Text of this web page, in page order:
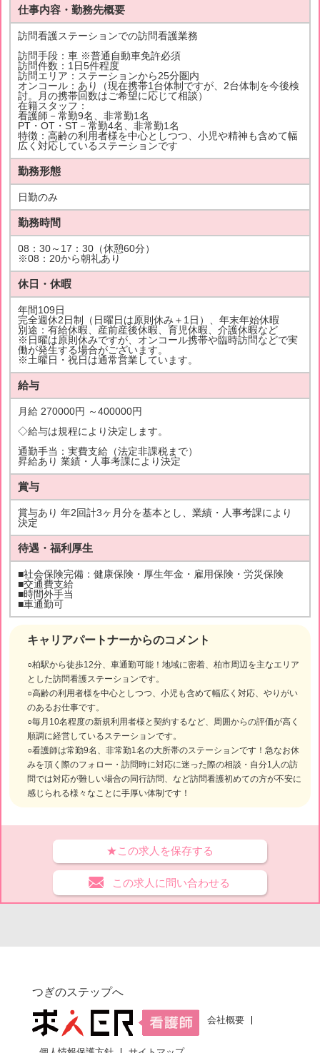
キャリアパートナーからのコメント
○柏駅から徒歩12分、車通勤可能！地域に密着、柏市周辺を主なエリア
とした訪問看護ステーションです。
○高齢の利用者様を中心としつつ、小児も含めて幅広く対応、やりがい
のあるお仕事です。
○毎月10名程度の新規利用者様と契約するなど、周囲からの評価が高く
順調に経営しているステーションです。
○看護師は常勤9名、非常勤1名の大所帯のステーションです！急なお休
みを頂く際のフォロー・訪問時に対応に迷った際の相談・自分1人の訪
問では対応が難しい場合の同行訪問、など訪問看護初めての方が不安に
感じられる様々なことに手厚い体制です！
仕事内容・勤務先概要
訪問看護ステーションでの訪問看護業務
訪問手段：車 ※普通自動車免許必須
訪問件数：1日5件程度
訪問エリア：ステーションから25分圏内
オンコール：あり（現在携帯1台体制ですが、2台体制を今後検
討。月の携帯回数はご希望に応じて相談）
在籍スタッフ：
看護師－常勤9名、非常勤1名
PT・OT・ST－常勤4名、非常勤1名
特徴：高齢の利用者様を中心としつつ、小児や精神も含めて幅
広く対応しているステーションです
勤務形態
日勤のみ
勤務時間
08：30～17：30（休憩60分）
※08：20から朝礼あり
休日・休暇
年間109日
完全週休2日制（日曜日は原則休み＋1日）、年末年始休暇
別途：有給休暇、産前産後休暇、育児休暇、介護休暇など
※日曜は原則休みですが、オンコール携帯や臨時訪問などで実
働が発生する場合がございます。
※土曜日・祝日は通常営業しています。
給与
月給 270000円 ～400000円
◇給与は規程により決定します。
通勤手当：実費支給（法定非課税まで）
昇給あり 業績・人事考課により決定
賞与
賞与あり 年2回計3ヶ月分を基本とし、業績・人事考課により
決定
待遇・福利厚生
■社会保険完備：健康保険・厚生年金・雇用保険・労災保険
■交通費支給
■時間外手当
■車通勤可
★この求人を保存する
この求人に問い合わせる
つぎのステップへ
会社概要